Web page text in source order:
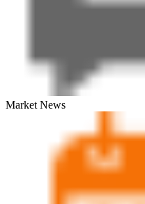
Market News